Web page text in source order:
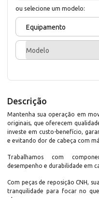
ou selecione um modelo:
Equipamento
Modelo
Descrição
Mantenha sua operação em
originais, que oferecem
investe em custo-benefício,
e evitando dor de cabeça com
Trabalhamos com
desempenho e durabilidade em
Com peças de reposição CNH,
tranquilidade para focar no